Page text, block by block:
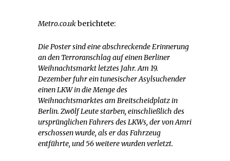
Metro.co.ukberichtete:
Die Poster sind eine abschreckende Erinnerung
an den Terroranschlag auf einen Berliner
Weihnachtsmarkt letztes Jahr. Am 19.
Dezember fuhr ein tunesischer Asylsuchender
einen LKW in die Menge des
Weihnachtsmarktes am Breitscheidplatz in
Berlin. Zwölf Leute starben, einschließlich des
ursprünglichen Fahrers des LKWs, der von Amri
erschossen wurde, als er das Fahrzeug
entführte, und 56 weitere wurden verletzt.